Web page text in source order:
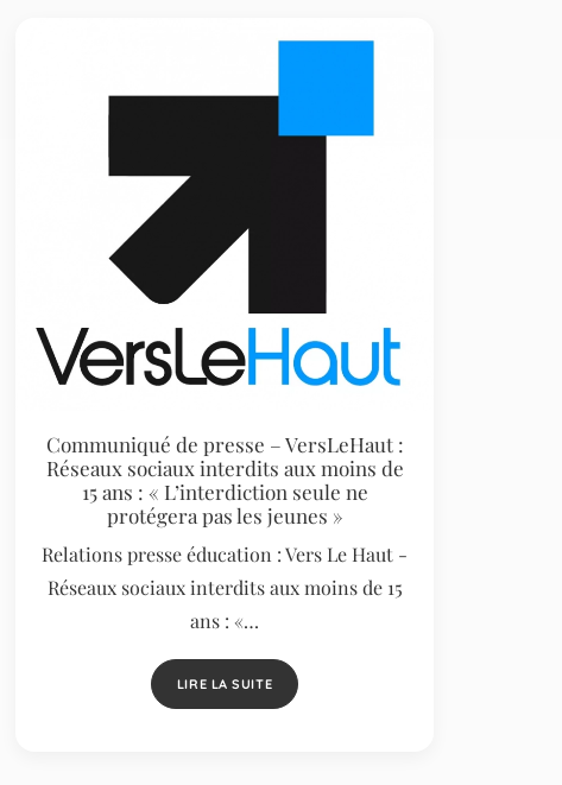
Communiqué de presse – VersLeHaut :
Réseaux sociaux interdits aux moins de
15 ans : « L’interdiction seule ne
protégera pas les jeunes »
Relations presse éducation : Vers Le Haut -
Réseaux sociaux interdits aux moins de 15
ans : «…
LIRE LA SUITE